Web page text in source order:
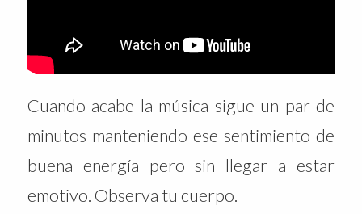
Cuando acabe la música sigue un par de
minutos manteniendo ese sentimiento de
buena energía pero sin llegar a estar
emotivo. Observa tu cuerpo.